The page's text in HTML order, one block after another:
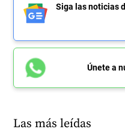
Siga las noticias
Únete a
Las más leídas